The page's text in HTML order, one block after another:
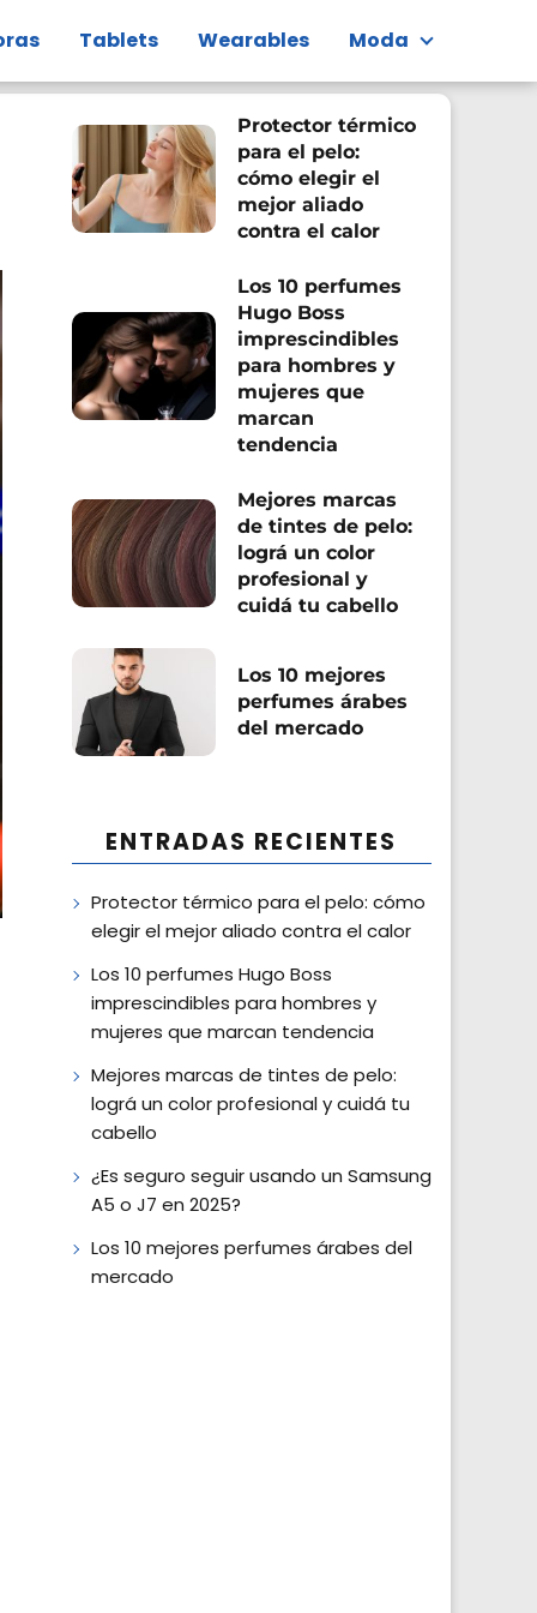
Tablets Wearables Moda
Protector térmico
para el pelo:
cómo elegir el
mejor aliado
contra el calor
Los 10 perfumes
Hugo Boss
imprescindibles
para hombres y
mujeres que
marcan
tendencia
Mejores marcas
de tintes de pelo:
lográ un color
profesional y
cuidá tu cabello
Los 10 mejores
perfumes árabes
del mercado
ENTRADAS RECIENTES
Protector térmico para el pelo: cómo
elegir el mejor aliado contra el calor
Los 10 perfumes Hugo Boss
imprescindibles para hombres y
mujeres que marcan tendencia
Mejores marcas de tintes de pelo:
lográ un color profesional y cuidá tu
cabello
¿Es seguro seguir usando un Samsung
A5 o J7 en 2025?
Los 10 mejores perfumes árabes del
mercado